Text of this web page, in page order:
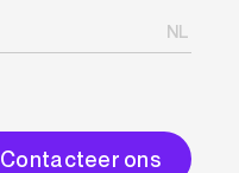
NL
Contacteer ons